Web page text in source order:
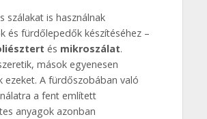
szálakat is használnak
és fürdőlepedők készítéséhez –
és mikroszálat.
mások egyenesen
ezeket. A fürdőszobában való
a fent említett
anyagok azonban